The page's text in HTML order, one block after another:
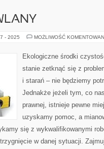
- 2025 MOŻLIWOŚĆ
Ekologiczne środki
stanie zetknąć się z
i starań – nie będziemy
Jednakże jeżeli tym, co
prawnej, istnieje pewne
uzyskamy pomoc, a
się z wykwalifikowanymi
w danej sytuacji.